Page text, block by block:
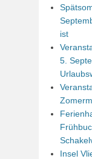
ist
5.
Insel